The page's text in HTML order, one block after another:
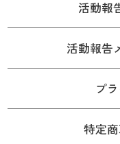
活動報
活動報告
プ
特定